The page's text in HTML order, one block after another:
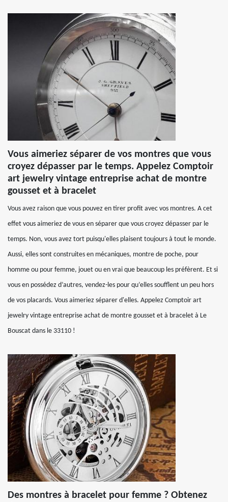
Vous aimeriez séparer de vos montres que vous
croyez dépasser par le temps. Appelez Comptoir
art jewelry vintage entreprise achat de montre
gousset et à bracelet
Vous avez raison que vous pouvez en tirer profit avec vos montres. A cet
effet vous aimeriez de vous en séparer que vous croyez dépasser par le
temps. Non, vous avez tort puisqu'elles plaisent toujours à tout le monde.
Aussi, elles sont construites en mécaniques, montre de poche, pour
homme ou pour femme, jouet ou en vrai que beaucoup les préfèrent. Et si
vous en possédez d’autres, vendez-les pour qu’elles soufflent un peu hors
de vos placards. Vous aimeriez séparer d'elles. Appelez Comptoir art
jewelry vintage entreprise achat de montre gousset et à bracelet à Le
Bouscat dans le 33110 !
Des montres à bracelet pour femme ? Obtenez